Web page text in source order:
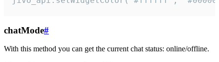
chatMode#
With this method you can get the current chat status: online/offline.